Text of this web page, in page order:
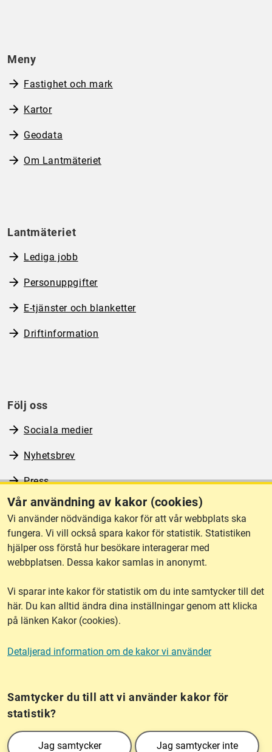
Vår användning av kakor (cookies)
Vi använder nödvändiga kakor för att vår webbplats ska
fungera. Vi vill också spara kakor för statistik. Statistiken
hjälper oss förstå hur besökare interagerar med
webbplatsen. Dessa kakor samlas in anonymt.
Vi sparar inte kakor för statistik om du inte samtycker till det
här. Du kan alltid ändra dina inställningar genom att klicka
på länken Kakor (cookies).
Detaljerad information om de kakor vi använder
Samtycker du till att vi använder kakor för
statistik?
Jag samtycker Jag samtycker inte
Meny
Fastighet och mark
Kartor
Geodata
Om Lantmäteriet
Lantmäteriet
Lediga jobb
Personuppgifter
E-tjänster och blanketter
Driftinformation
Följ oss
Sociala medier
Nyhetsbrev
Press
RSS
Om webbplatsen
Tillgänglighet
Other languages
Kakor (cookies)
Lantmäteriet är den myndighet som kartlägger Sverige. Till våra uppgifter hör
också att registrera och säkra ägandet av alla fastigheter samt hantera deras